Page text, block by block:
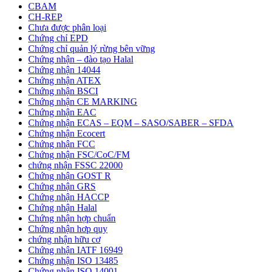
CBAM
CH-REP
Chưa được phân loại
Chứng chỉ EPD
Chứng chỉ quản lý rừng bên vững
Chứng nhận – đào tạo Halal
Chứng nhận 14044
Chứng nhận ATEX
Chứng nhận BSCI
Chứng nhận CE MARKING
Chứng nhận EAC
Chứng nhận ECAS – EQM – SASO/SABER – SFDA
Chứng nhận Ecocert
Chứng nhận FCC
Chứng nhận FSC/CoC/FM
chứng nhận FSSC 22000
Chứng nhận GOST R
Chứng nhận GRS
Chứng nhận HACCP
Chứng nhận Halal
Chứng nhận hợp chuẩn
Chứng nhận hơp quy
chứng nhận hữu cơ
Chứng nhận IATF 16949
Chứng nhận ISO 13485